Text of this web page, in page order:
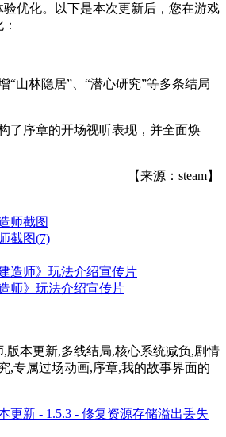
优化。以下是本次更新后，您在游戏
“山林隐居”、“潜心研究”等多条结局
了序章的开场视听表现，并全面焕
【来源：steam】
截图(7)
师》玩法介绍宣传片
版本更新,多线结局,核心系统减负,剧情
,专属过场动画,序章,我的故事界面的
更新 - 1.5.3 - 修复资源存储溢出丢失